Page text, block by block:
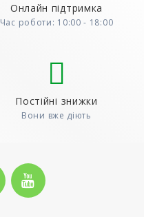
Онлайн підтримка
Час роботи: 10:00 - 18:00
Постійні знижки
Вони вже діють